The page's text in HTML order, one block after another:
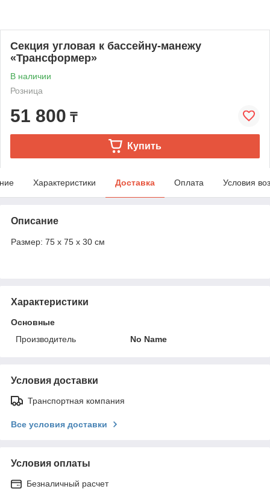
Секция угловая к бассейну-манежу
«Трансформер»
В наличии
Розница
51 800 ₸
Купить
Характеристики Доставка Оплата Условия
Описание
Размер: 75 х 75 х 30 см
Характеристики
Основные
Производитель
No Name
Условия доставки
Транспортная компания
Все условия доставки
Условия оплаты
Безналичный расчет